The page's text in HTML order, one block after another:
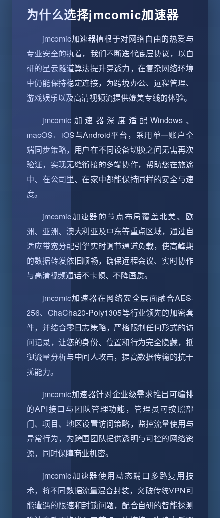
为什么选择jmcomic加速器
jmcomic加速器植根于对网络自由的热爱与
专业安全的执着，我们不断迭代底层协议，以自
研的星云隧道算法提升穿透力，在复杂网络环境
中仍能保持稳定连接，为跨境办公、远程管理、
游戏娱乐以及高清视频流提供媲美专线的体验。
jmcomic加速器深度适配Windows、
macOS、iOS与Android平台，采用单一账户全
端同步策略，用户在不同设备切换之间无需再次
验证，实现无缝衔接的多端协作，帮助您在旅途
中、在公司里、在家中都能保持同样的安全与速
度。
jmcomic加速器的节点布局覆盖北美、欧
洲、亚洲、澳大利亚及中东等重点区域，通过自
适应带宽分配引擎实时调节通道负载，使高峰期
的数据转发依旧顺畅，确保远程会议、实时协作
与高清视频通话不卡顿、不降画质。
jmcomic加速器在网络安全层面融合AES-
256、ChaCha20-Poly1305等行业领先的加密套
件，并结合零日志策略，严格限制任何形式的访
问记录，让您的身份、位置和行为完全隐藏，抵
御流量分析与中间人攻击，提高数据传输的抗干
扰能力。
jmcomic加速器针对企业级需求推出可编排
的API接口与团队管理功能，管理员可按照部
门、项目、地区设置访问策略，监控流量使用与
异常行为，为跨国团队提供透明与可控的网络资
源，同时保障商业机密。
jmcomic加速器使用动态端口多路复用技
术，将不同数据流量混合封装，突破传统VPN可
能遭遇的限速和封锁问题，配合自研的智能探测